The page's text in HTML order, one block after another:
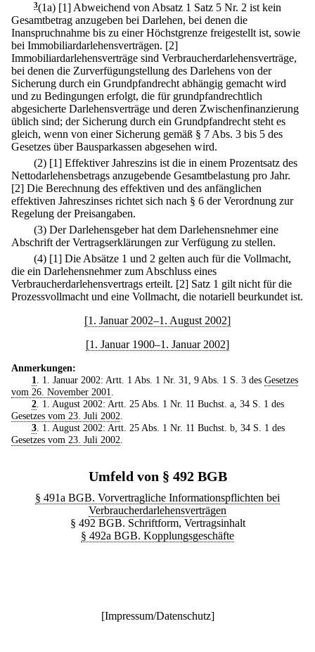
3(1a) [1] Abweichend von Absatz 1 Satz 5 Nr. 2 ist kein
Gesamtbetrag anzugeben bei Darlehen, bei denen die
Inanspruchnahme bis zu einer Höchstgrenze freigestellt ist, sowie
bei Immobiliardarlehensverträgen. [2]
Immobiliardarlehensverträge sind Verbraucherdarlehensverträge,
bei denen die Zurverfügungstellung des Darlehens von der
Sicherung durch ein Grundpfandrecht abhängig gemacht wird
und zu Bedingungen erfolgt, die für grundpfandrechtlich
abgesicherte Darlehensverträge und deren Zwischenfinanzierung
üblich sind; der Sicherung durch ein Grundpfandrecht steht es
gleich, wenn von einer Sicherung gemäß § 7 Abs. 3 bis 5 des
Gesetzes über Bausparkassen abgesehen wird.
(2) [1] Effektiver Jahreszins ist die in einem Prozentsatz des
Nettodarlehensbetrags anzugebende Gesamtbelastung pro Jahr.
[2] Die Berechnung des effektiven und des anfänglichen
effektiven Jahreszinses richtet sich nach § 6 der Verordnung zur
Regelung der Preisangaben.
(3) Der Darlehensgeber hat dem Darlehensnehmer eine
Abschrift der Vertragserklärungen zur Verfügung zu stellen.
(4) [1] Die Absätze 1 und 2 gelten auch für die Vollmacht,
die ein Darlehensnehmer zum Abschluss eines
Verbraucherdarlehensvertrags erteilt. [2] Satz 1 gilt nicht für die
Prozessvollmacht und eine Vollmacht, die notariell beurkundet ist.
[1. Januar 2002–1. August 2002]
[1. Januar 1900–1. Januar 2002]
Anmerkungen:
1. 1. Januar 2002: Artt. 1 Abs. 1 Nr. 31, 9 Abs. 1 S. 3 des Gesetzes
vom 26. November 2001.
2. 1. August 2002: Artt. 25 Abs. 1 Nr. 11 Buchst. a, 34 S. 1 des
Gesetzes vom 23. Juli 2002.
3. 1. August 2002: Artt. 25 Abs. 1 Nr. 11 Buchst. b, 34 S. 1 des
Gesetzes vom 23. Juli 2002.
Umfeld von § 492 BGB
§ 491a BGB. Vorvertragliche Informationspflichten bei
Verbraucherdarlehensverträgen
§ 492 BGB. Schriftform, Vertragsinhalt
§ 492a BGB. Kopplungsgeschäfte
[Impressum/Datenschutz]